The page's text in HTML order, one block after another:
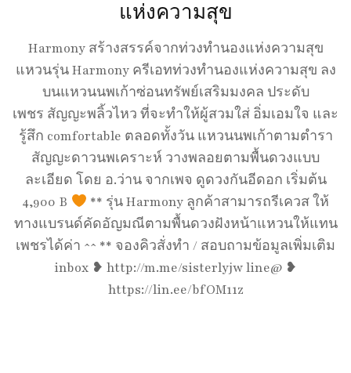
แห่งความสุข
Harmony สร้างสรรค์จากท่วงทำนองแห่งความสุข
แหวนรุ่น Harmony ครีเอทท่วงทำนองแห่งความสุข ลง
บนแหวนนพเก้าซ่อนทรัพย์เสริมมงคล ประดับ
เพชร สัญญะพลิ้วไหว ที่จะทำให้ผู้สวมใส่ อิ่มเอมใจ และ
รู้สึก comfortable ตลอดทั้งวัน แหวนนพเก้าตามตำรา
สัญญะดาวนพเคราะห์ วางพลอยตามพื้นดวงแบบ
ละเอียด โดย อ.ว่าน จากเพจ ดูดวงกันอีดอก เริ่มต้น
4,900 B
** รุ่น Harmony ลูกค้าสามารถรีเควส ให้
ทางแบรนด์คัดอัญมณีตามพื้นดวงฝังหน้าแหวนให้แทน
เพชรได้ค่า ^^ ** จองคิวสั่งทำ / สอบถามข้อมูลเพิ่มเติม
inbox ❥ http://m.me/sisterlyjw line@ ❥
https://lin.ee/bfOM11z